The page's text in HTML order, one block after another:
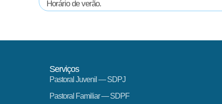
Horário de verão.
Serviços
Pastoral Juvenil — SDPJ
Pastoral Familiar — SDPF